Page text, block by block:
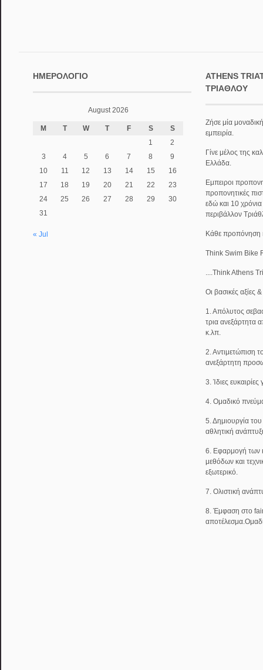
ΗΜΕΡΟΛΌΓΙΟ
August 2026
M T W T F S
S
1
2
3
4 5 6 7 8
9
10
11 12 13 14 15
16
17
18 19 20 21 22
23
24
25 26 27 28 29
30
31
« Jul
ATHENS
ΤΡΙΆΘΛΟΥ
Ζήσε μία
εμπειρία.
Γίνε μέλος της
Ελλάδα.
Εμπειροι
προπονητικές
εδώ και 10
περιβάλλον
Κάθε προπόνηση
Think Swim Bike
....Think Athens
Οι βασικές αξίες
1. Απόλυτος
τρια ανεξάρτητα
κ.λπ.
2. Αντιμετώπιση
ανεξάρτητη
3. Ίδιες
4. Ομαδικό
5. Δημιουργία
αθλητική
6. Εφαρμογή των
μεθόδων και
εξωτερικό.
7. Ολιστική
8. Έμφαση στο fair